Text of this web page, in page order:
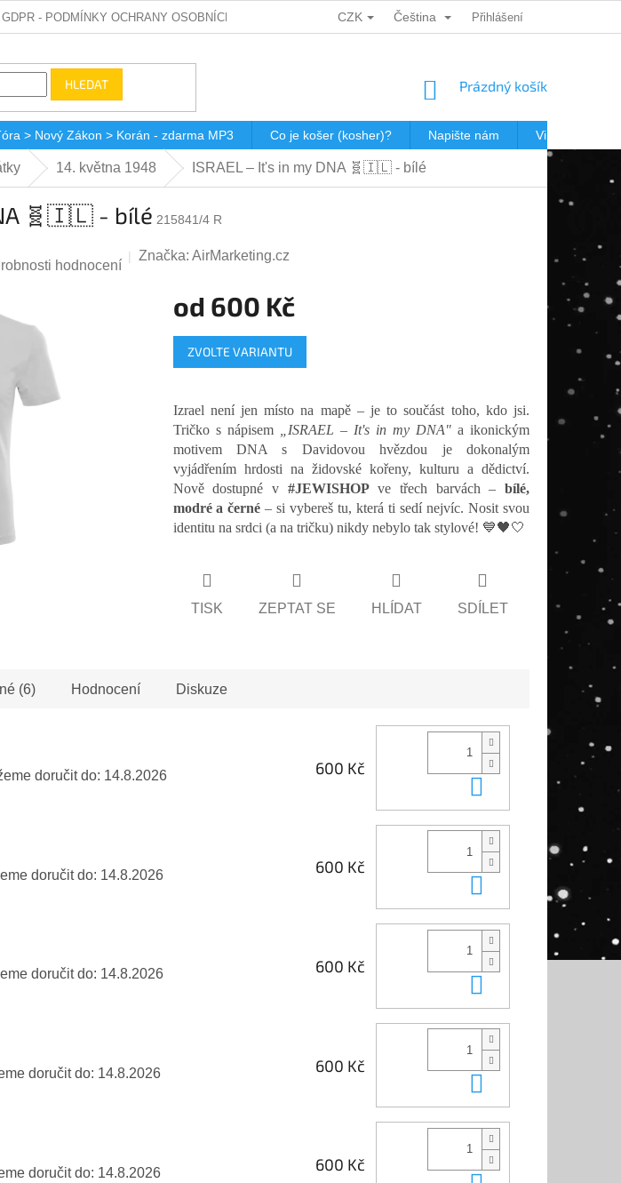
GDPR - PODMÍNKY OCHRANY OSOBNÍCH ÚDAJŮ DÁRKOVÉ KUPONY POŠTOVNÉ V JEWISHOP
CZK Čeština Přihlášení
HLEDAT
NÁKUPNÍ
Prázdný košík
> Nový Zákon > Korán - zdarma MP3 Co je košer (kosher)? Napište nám Virtualní
14. května 1948 ISRAEL – It's in my DNA 🧬🇮🇱 - bílé
🧬🇮🇱 - bílé 215841/4 R
hodnocení
Značka: AirMarketing.cz
od 600 Kč
Měrná
cena:
ZVOLTE VARIANTU
Izrael není jen místo na mapě – je to součást toho, kdo jsi.
Tričko s nápisem „ISRAEL – It's in my DNA"a ikonickým
motivem DNA s Davidovou hvězdou je dokonalým
vyjádřením hrdosti na židovské kořeny, kulturu a dědictví.
Nově dostupné v #JEWISHOPve třech barvách – bílé,
modré a černé – si vybereš tu, která ti sedí nejvíc. Nosit svou
identitu na srdci (a na tričku) nikdy nebylo tak stylové! 💙🖤🤍
TISK ZEPTAT SE HLÍDAT SDÍLET
(6) Hodnocení Diskuze
doručit do: 14.8.2026 600 Kč
Do košíku
doručit do: 14.8.2026 600 Kč
Do košíku
doručit do: 14.8.2026 600 Kč
doručit do: 14.8.2026 600 Kč
doručit do: 14.8.2026 600 Kč